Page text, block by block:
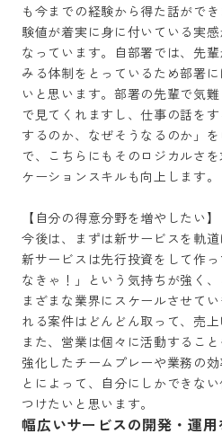
も今までの経験から得た話がで
験値が着実に身に付いている実
なっています。自部署では、先
みる体制をとっているため部署
いと思います。部署の先輩で気
で見てくれますし、仕事の話を
するのか、なぜそうなるのか」
で、こちらにもそのロジカルさ
ケーションスキルも向上します。
【自分の得意分野を増やしたい】
今後は、まずは新サービスを軌道
新サービスは先行投資をして作
なきゃ！」という気持ちが強く
まざまな業界にスケールさせて
れる案件はどんどん取って、売上
また、営業は個々に活動するこ
強化したチームプレーや業務の
とによって、自分にしかできな
つけたいと思います。
幅広いサービスの開発・運用